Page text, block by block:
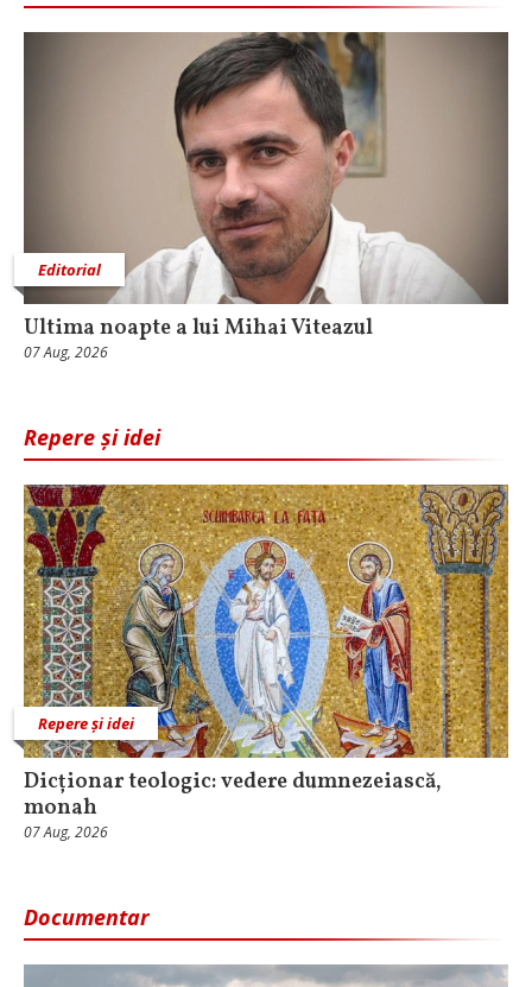
Editorial
Ultima noapte a lui Mihai Viteazul
07 Aug, 2026
Repere și idei
Repere și idei
Dicționar teologic: vedere dumnezeiască,
monah
07 Aug, 2026
Documentar